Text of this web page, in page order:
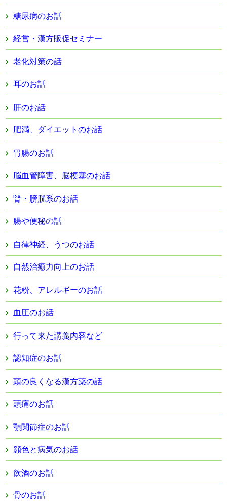
糖尿病のお話
経営・漢方販促セミナー
老化対策の話
耳のお話
肝のお話
肥満、ダイエットのお話
胃腸のお話
脳血管障害、脳梗塞のお話
腎・膀胱系のお話
腸や便秘の話
自律神経、うつのお話
自然治癒力向上のお話
花粉、アレルギーのお話
血圧のお話
行って来た講義内容など
認知症のお話
頭の良くなる漢方薬の話
頭痛のお話
顎関節症のお話
顔色と病気のお話
飲酒のお話
骨のお話